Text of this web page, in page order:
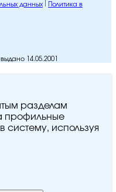
данных
Политика в
14.05.2001
разделам
профильные
систему, используя